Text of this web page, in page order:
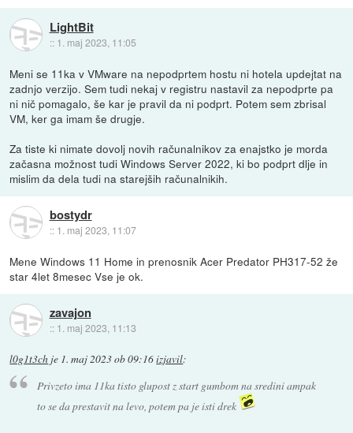
LightBit
:: 1. maj 2023, 11:05
Meni se 11ka v VMware na nepodprtem hostu ni hotela updejtat na
zadnjo verzijo. Sem tudi nekaj v registru nastavil za nepodprte pa
ni nič pomagalo, še kar je pravil da ni podprt. Potem sem zbrisal
VM, ker ga imam še drugje.
Za tiste ki nimate dovolj novih računalnikov za enajstko je morda
začasna možnost tudi Windows Server 2022, ki bo podprt dlje in
mislim da dela tudi na starejših računalnikih.
bostydr
:: 1. maj 2023, 11:07
Mene Windows 11 Home in prenosnik Acer Predator PH317-52 že
star 4let 8mesec Vse je ok.
zavajon
:: 1. maj 2023, 11:13
l0g1t3ch je 1. maj 2023 ob 09:16izjavil:
Privzeto ima 11ka tisto glupost z start gumbom na sredini ampak
to se da prestavit na levo, potem pa je isti drek